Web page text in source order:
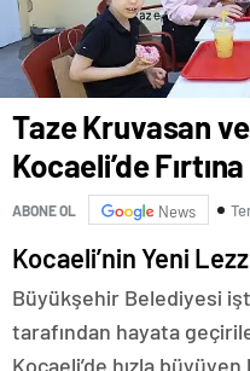
Taze Kruvasan
Kocaeli’de
ABONE OL News
Kocaeli’nin Yeni
Büyükşehir Belediyesi
tarafından hayata
Kocaeli’de hızla